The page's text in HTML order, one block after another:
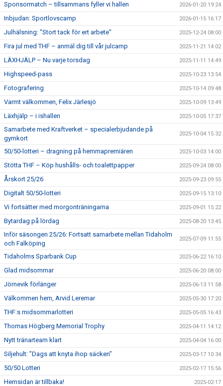
Sponsormatch – tillsammans fyller vi hallen 2026-01-20 19:24
Inbjudan: Sportlovscamp 2026-01-15 16:17
Julhälsning: "Stort tack för ert arbete" 2025-12-24 08:00
Fira jul med THF – anmäl dig till vår julcamp 2025-11-21 14:02
LÄXHJÄLP – Nu varje torsdag 2025-11-11 14:49
Highspeed-pass 2025-10-23 13:54
Fotografering 2025-10-14 09:48
Varmt välkommen, Felix Järlesjö 2025-10-09 13:49
Läxhjälp – i ishallen 2025-10-05 17:37
Samarbete med Kraftverket – specialerbjudande på
gymkort
2025-10-04 15:32
50/50-lotteri – dragning på hemmapremiären 2025-10-03 14:00
Stötta THF – Köp hushålls- och toalettpapper 2025-09-24 08:00
Årskort 25/26 2025-09-23 09:55
Digitalt 50/50-lotteri 2025-09-15 13:10
Vi fortsätter med morgonträningarna 2025-09-01 15:22
Bytardag på lördag 2025-08-20 13:45
Inför säsongen 25/26: Fortsatt samarbete mellan Tidaholm
och Falköping
2025-07-09 11:55
Tidaholms Sparbank Cup 2025-06-22 16:10
Glad midsommar 2025-06-20 08:00
Jörnevik förlänger 2025-06-13 11:58
Välkommen hem, Arvid Leremar 2025-05-30 17:20
THF:s midsommarlotteri 2025-05-05 16:43
Thomas Högberg Memorial Trophy 2025-04-11 14:12
Nytt tränarteam klart 2025-04-04 16:00
Siljehult: ”Dags att knyta ihop säcken” 2025-03-17 10:34
50/50 Lotteri 2025-02-17 15:56
Hemsidan är tillbaka! 2025-02-17